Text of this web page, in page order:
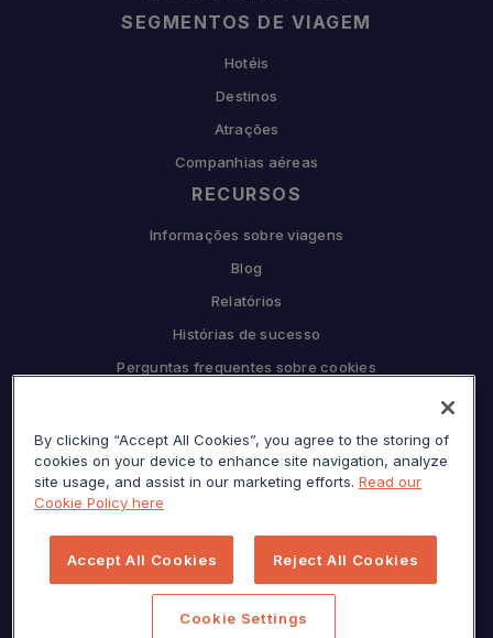
SEGMENTOS DE VIAGEM
Hotéis
Destinos
Atrações
Companhias aéreas
RECURSOS
Informações sobre viagens
Blog
Relatórios
Histórias de sucesso
Perguntas frequentes sobre cookies
Por que Sojern
Prensa
Centro de privacidade
By clicking “Accept All Cookies”, you agree to the storing of
cookies on your device to enhance site navigation, analyze
site usage, and assist in our marketing efforts. Read our
Cookie Policy here
Accept All Cookies Reject All Cookies
Cookie Settings